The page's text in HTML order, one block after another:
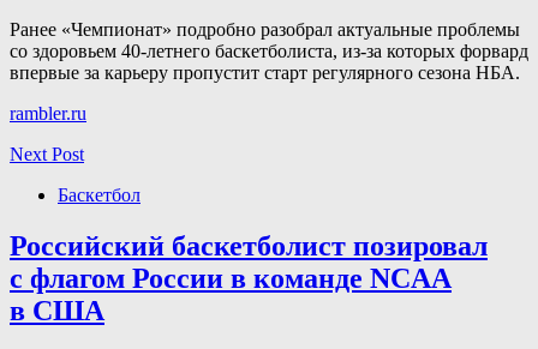
Ранее «Чемпионат» подробно разобрал актуальные проблемы
со здоровьем 40-летнего баскетболиста, из-за которых форвард
впервые за карьеру пропустит старт регулярного сезона НБА.
rambler.ru
Next Post
Баскетбол
Российский баскетболист позировал
с флагом России в команде NCAA
в США